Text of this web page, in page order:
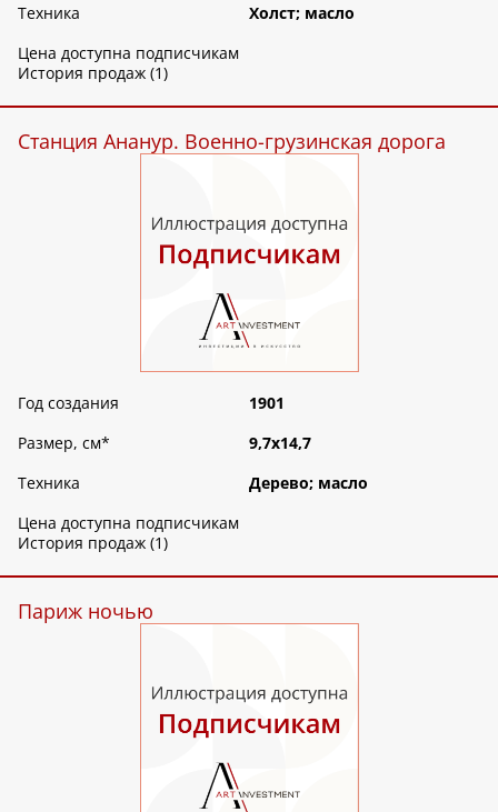
Техника
Холст; масло
Цена доступна подписчикам
История продаж (1)
Станция Ананур. Военно-грузинская дорога
Год создания
1901
Размер, см*
9,7х14,7
Техника
Дерево; масло
Цена доступна подписчикам
История продаж (1)
Париж ночью